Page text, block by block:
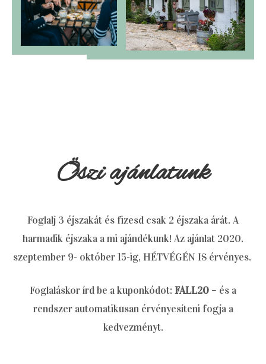
Öszi ajánlatunk
Foglalj 3 éjszakát és fizesd csak 2 éjszaka árát. A
harmadik éjszaka a mi ajándékunk! Az ajánlat 2020.
szeptember 9- október 15-ig, HÉTVÉGÉN IS érvényes.
Foglaláskor írd be a kuponkódot: FALL20 – és a
rendszer automatikusan érvényesíteni fogja a
kedvezményt.